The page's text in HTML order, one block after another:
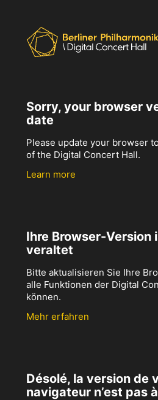
Sorry, your browser
date
Please update your browser
of the Digital Concert Hall.
Learn more
Ihre Browser-Version
veraltet
Bitte aktualisieren Sie Ihre
alle Funktionen der Digital
können.
Mehr erfahren
Désolé, la version de
navigateur n’est pas